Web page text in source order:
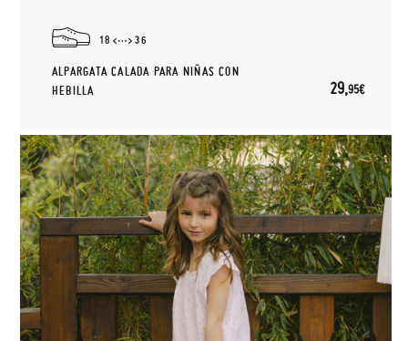
18 36
ALPARGATA CALADA PARA NIÑAS CON
HEBILLA
29,95€